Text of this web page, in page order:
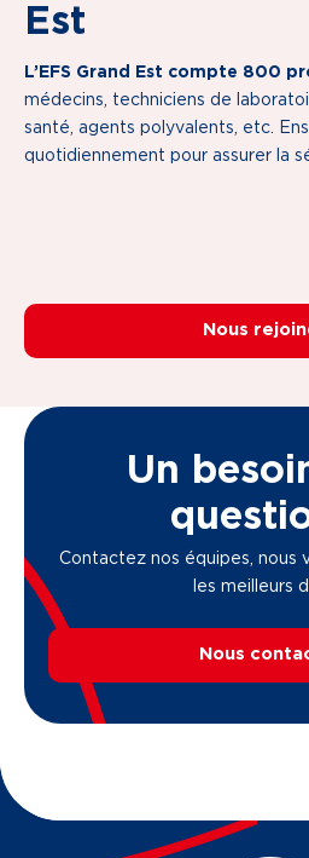
Est
L’EFS Grand Est compte 800
médecins, techniciens de
santé, agents polyvalents, etc.
quotidiennement pour assurer la
Nous
Un
Contactez nos équipes, nous
les meilleurs
Nous